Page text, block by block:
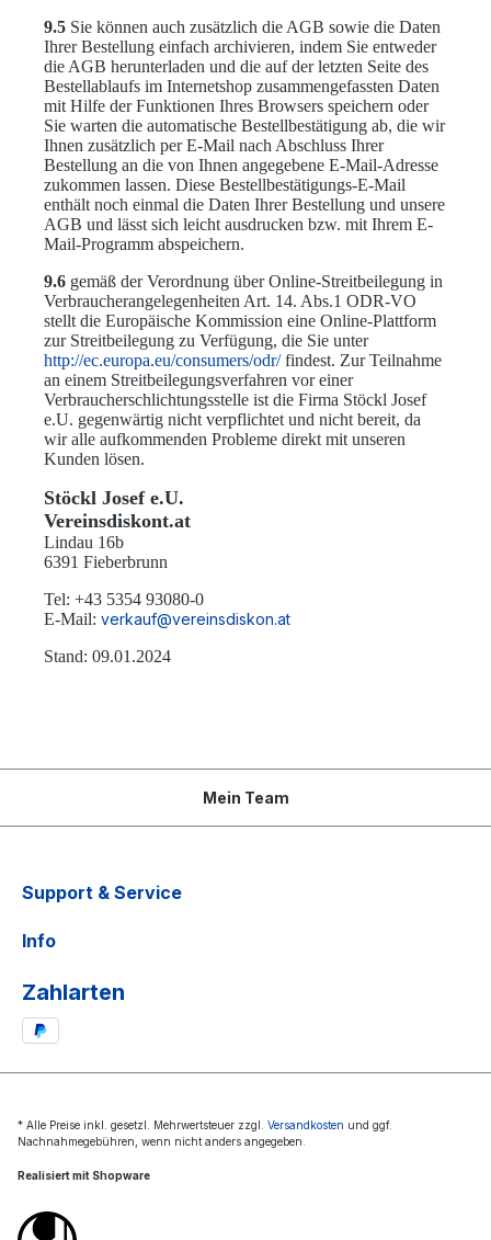
9.5 Sie können auch zusätzlich die AGB sowie die Daten
Ihrer Bestellung einfach archivieren, indem Sie entweder
die AGB herunterladen und die auf der letzten Seite des
Bestellablaufs im Internetshop zusammengefassten Daten
mit Hilfe der Funktionen Ihres Browsers speichern oder
Sie warten die automatische Bestellbestätigung ab, die wir
Ihnen zusätzlich per E-Mail nach Abschluss Ihrer
Bestellung an die von Ihnen angegebene E-Mail-Adresse
zukommen lassen. Diese Bestellbestätigungs-E-Mail
enthält noch einmal die Daten Ihrer Bestellung und unsere
AGB und lässt sich leicht ausdrucken bzw. mit Ihrem E-
Mail-Programm abspeichern.
9.6 gemäß der Verordnung über Online-Streitbeilegung in
Verbraucherangelegenheiten Art. 14. Abs.1 ODR-VO
stellt die Europäische Kommission eine Online-Plattform
zur Streitbeilegung zu Verfügung, die Sie unter
http://ec.europa.eu/consumers/odr/findest. Zur Teilnahme
an einem Streitbeilegungsverfahren vor einer
Verbraucherschlichtungsstelle ist die Firma Stöckl Josef
e.U. gegenwärtig nicht verpflichtet und nicht bereit, da
wir alle aufkommenden Probleme direkt mit unseren
Kunden lösen.
Stöckl Josef e.U.
Vereinsdiskont.at
Lindau 16b
6391 Fieberbrunn
Tel: +43 5354 93080-0
E-Mail: verkauf@vereinsdiskon.at
Stand: 09.01.2024
Mein Team
Support & Service
Info
Zahlarten
* Alle Preise inkl. gesetzl. Mehrwertsteuer zzgl. Versandkosten und ggf.
Nachnahmegebühren, wenn nicht anders angegeben.
Realisiert mit Shopware